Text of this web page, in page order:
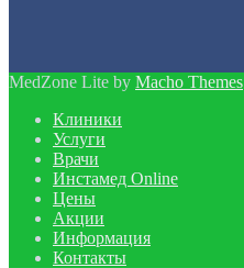
MedZone Lite by Macho Themes
Клиники
Услуги
Врачи
Инстамед Online
Цены
Акции
Информация
Контакты